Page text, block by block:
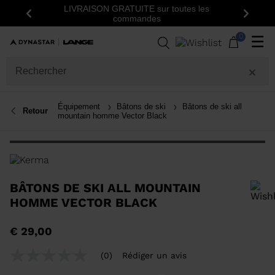
Précédent
GRATUITE sur toutes les
Inscrivez-vous à la
première
0 ☰
Retour Équipement Bâtons de ski
Bâtons de ski all
mountain homme Vector Black
BÂTONS DE SKI ALL MOUNTAIN
HOMME VECTOR BLACK
taille
€ 29,00
(0) Rédiger un avis